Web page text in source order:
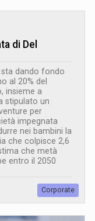
di Del
sta dando fondo
al 20% del
insieme a
stipulato un
per
impegnata
nei bambini la
che colpisce 2,6
che metà
entro il 2050
Corporate